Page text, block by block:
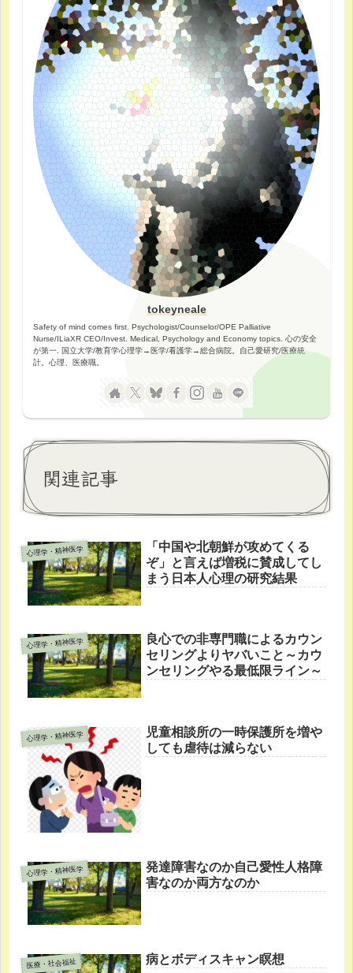
tokeyneale
Safety of mind comes first. Psychologist/Counselor/OPE Palliative
Nurse/ILiaXR CEO/Invest. Medical, Psychology and Economy topics. 心の安全
が第一. 国立大学/教育学心理学→医学/看護学→総合病院。自己愛研究/医療統
計。心理、医療職。
関連記事
心理学・精神医学
「中国や北朝鮮が攻めてくる
ぞ」と言えば増税に賛成してし
まう日本人心理の研究結果
心理学・精神医学
良心での非専門職によるカウン
セリングよりヤバいこと～カウ
ンセリングやる最低限ライン～
心理学・精神医学
児童相談所の一時保護所を増や
しても虐待は減らない
心理学・精神医学
発達障害なのか自己愛性人格障
害なのか両方なのか
医療・社会福祉 病とボディスキャン瞑想